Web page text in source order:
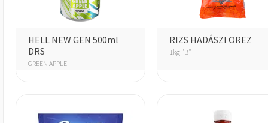
HELL NEW GEN 500ml
DRS
GREEN APPLE
RIZS HADÁSZI OREZ
1kg "B"